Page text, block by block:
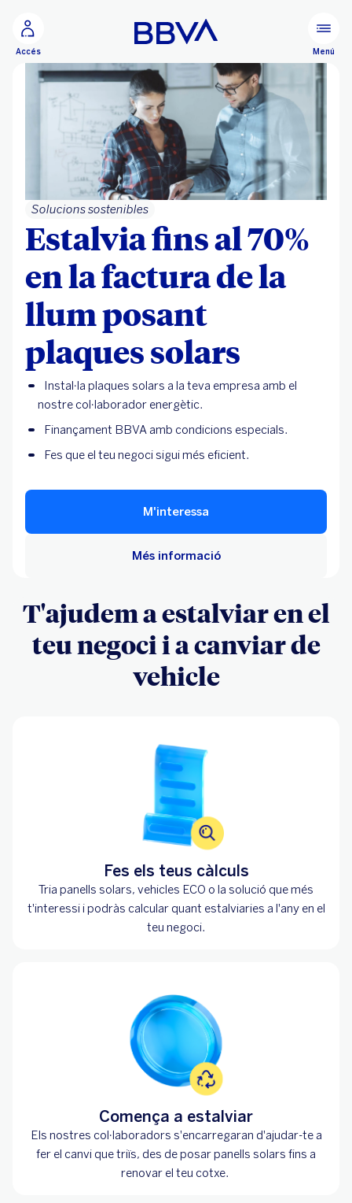
Accés Menú
Solucions sostenibles
Estalvia fins al 70%
en la factura de la
llum posant
plaques solars
Instal·la plaques solars a la teva empresa amb el
nostre col·laborador energètic.
Finançament BBVA amb condicions especials.
Fes que el teu negoci sigui més eficient.
M'interessa
Més informació
T'ajudem a estalviar en el
teu negoci i a canviar de
vehicle
Fes els teus càlculs
Tria panells solars, vehicles ECO o la solució que més
t'interessi i podràs calcular quant estalviaries a l'any en el
teu negoci.
Comença a estalviar
Els nostres col·laboradors s'encarregaran d'ajudar-te a
fer el canvi que triïs, des de posar panells solars fins a
renovar el teu cotxe.